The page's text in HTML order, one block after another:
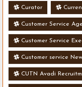
Curator
Customer Service
Customer Service
Customer service
CUTN Avadi